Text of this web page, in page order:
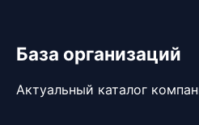
База организаций
Актуальный каталог